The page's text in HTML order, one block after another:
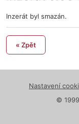
Inzerát byl smazán.
« Zpět
Nastavení
©